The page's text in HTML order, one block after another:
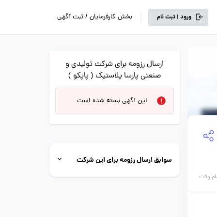
ورود | ثبت نام بخش کارفرمایان / ثبت آگهی
وقت
ارسال رزومه برای شرکت تولیدی و
صنعتی پارسا پلاستیک ( پاپکو )
این آگهی بسته شده است
سوابق ارسال رزومه برای این شرکت